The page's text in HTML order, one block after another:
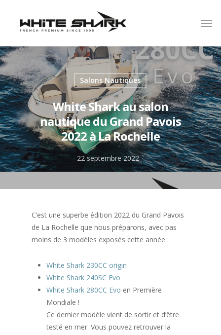
Salons Nautiques
White Shark au salon
nautique du Grand Pavois
2022 à La Rochelle
22 septembre 2022
C’est une superbe édition 2022 du Grand Pavois
de La Rochelle que nous préparons, avec pas
moins de 3 modèles exposés cette année :
White Shark 230CC origin
White Shark 240SC Evo
White Shark 280CC Evo en Première
Mondiale !
Ce dernier modèle vient de sortir et d’être
testé en mer. Vous pouvez retrouver la